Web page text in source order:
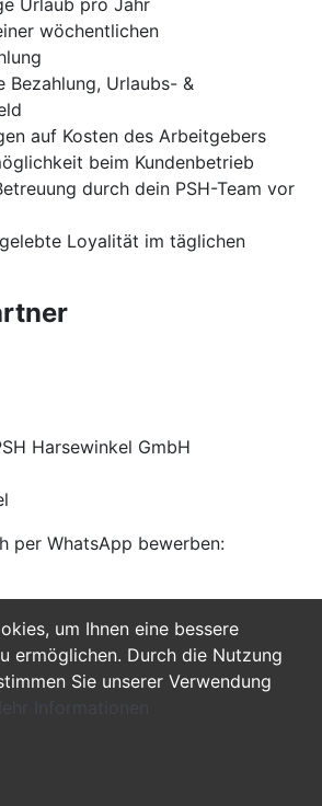
um Ihnen eine bessere
ermöglichen. Durch die Nutzung
Sie unserer Verwendung
Informationen
Urlaub pro Jahr
wöchentlichen
Bezahlung, Urlaubs- &
auf Kosten des Arbeitgebers
beim Kundenbetrieb
durch dein PSH-Team vor
Loyalität im täglichen
Harsewinkel GmbH
per WhatsApp bewerben:
Bewerben